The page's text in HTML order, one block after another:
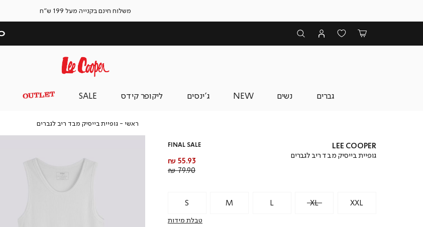
משלוח חינם בקנייה מעל 199 ש"ח
גברים נשים NEW ג'ינסים ליקופר קידס SALE
ראשי ראשי
גופיית בייסיק מבד ריב לגבריםגופיית
לגברים
LEE COOPER
גופיית בייסיק מבד ריב לגברים
FINAL SALE
מחיר
מוצר
55.93 ₪
מחיר
79.90 ₪
S M L XL XXL
טבלת מידות